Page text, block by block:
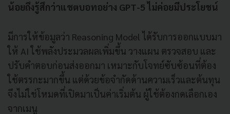
น้อยถึงรู้สึกว่าแชตบอทอย่าง GPT-5 ไม่ค่อยมีประโยชน์
มีการให้ข้อมูลว่า Reasoning Model ได้รับการออกแบบมา
ให้ AI ใช้พลังประมวลผลเพิ่มขึ้น วางแผน ตรวจสอบ และ
ปรับคำตอบก่อนส่งออกมา เหมาะกับโจทย์ซับซ้อนที่ต้อง
ใช้ตรรกะมากขึ้น แต่ด้วยข้อจำกัดด้านความเร็วและต้นทุน
จึงไม่ใช่โหมดที่เปิดมาเป็นค่าเริ่มต้น ผู้ใช้ต้องกดเลือกเอง
จากเมนู